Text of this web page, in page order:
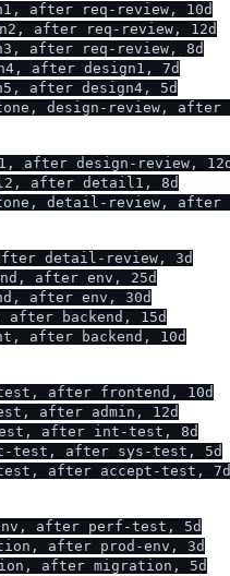
after req-review, 10d
after req-review, 12d
after req-review, 8d
after design1, 7d
after design4, 5d
design-review,
after design-review,
after detail1, 8d
detail-review,
detail-review, 3d
after env, 25d
after env, 30d
after backend, 15d
after backend, 10d
after frontend, 10d
after admin, 12d
after int-test, 8d
test, after sys-test, 5d
after accept-test, 7d
after perf-test, 5d
after prod-env, 3d
after migration, 5d